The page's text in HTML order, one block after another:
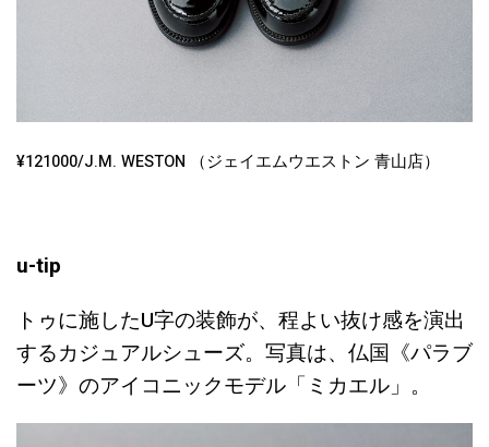
¥121000/J.M. WESTON （ジェイエムウエストン 青山店）
u-tip
トゥに施したU字の装飾が、程よい抜け感を演出
するカジュアルシューズ。写真は、仏国《パラブ
ーツ》のアイコニックモデル「ミカエル」。